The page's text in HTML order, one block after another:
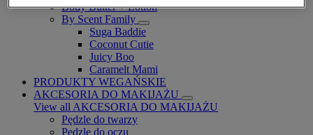
Body Butter + Lotion
By Scent Family
Suga Baddie
Coconut Cutie
Juicy Boo
Caramelt Mami
PRODUKTY WEGAŃSKIE
AKCESORIA DO MAKIJAŻU
View all AKCESORIA DO MAKIJAŻU
Pędzle do twarzy
Pędzle do oczu